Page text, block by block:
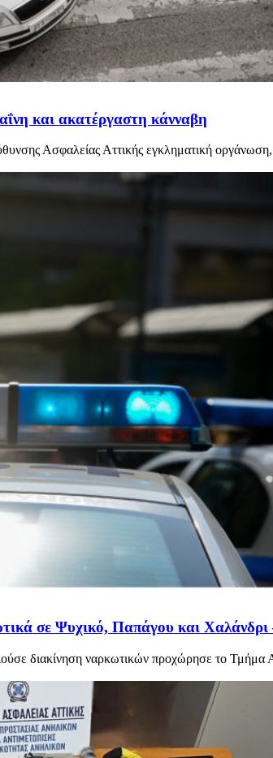
και ακατέργαστη κάνναβη
Ασφαλείας Αττικής εγκληματική
σε Ψυχικό, Παπάγου και Χαλάνδρι
διακίνηση ναρκωτικών προχώρησε το Τμήμα